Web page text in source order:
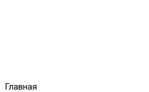
Главная